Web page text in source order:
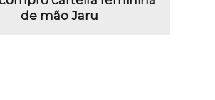
de mão Jaru